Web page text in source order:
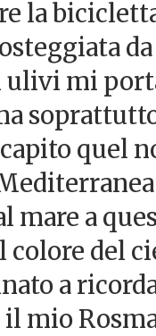
la
mi
quel
mare a
colore del
a
mio